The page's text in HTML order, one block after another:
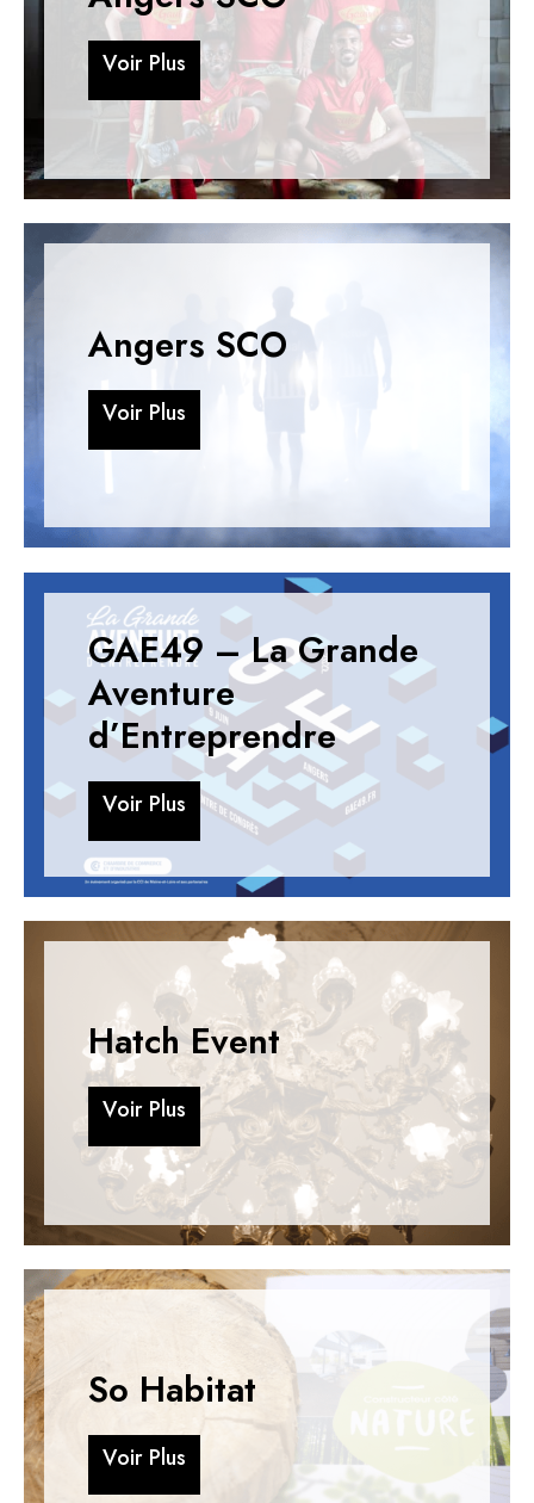
Voir Plus
Voir Plus
Angers SCO
Voir Plus
Voir Plus
GAE49 – La Grande
Aventure
d’Entreprendre
Voir Plus
Voir Plus
Hatch Event
Voir Plus
Voir Plus
So Habitat
Voir Plus
Voir Plus